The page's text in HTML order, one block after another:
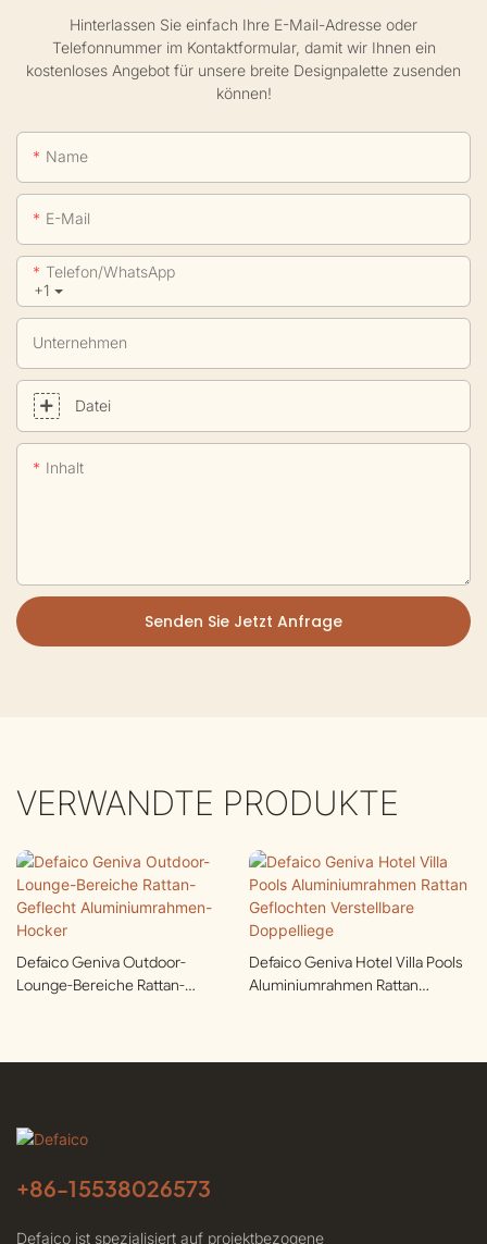
Hinterlassen Sie einfach Ihre E-Mail-Adresse oder
Telefonnummer im Kontaktformular, damit wir Ihnen ein
kostenloses Angebot für unsere breite Designpalette zusenden
können!
Name
E-Mail
+1
Telefon/WhatsApp
Unternehmen
Datei
Inhalt
Senden Sie Jetzt Anfrage
VERWANDTE PRODUKTE
Defaico Geniva Outdoor-
Lounge-Bereiche Rattan-
Defaico Geniva Hotel Villa Pools
Aluminiumrahmen Rattan
+86-15538026573
Defaico ist spezialisiert auf projektbezogene